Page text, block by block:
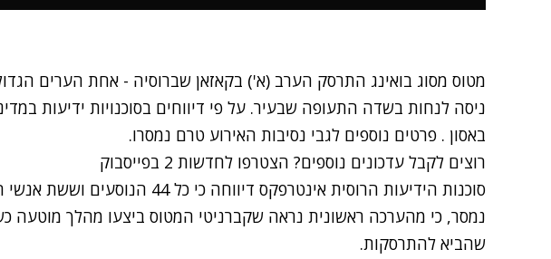
מטוס מסוג בואינג התרסק הערב (א') בקאזאן שברוסיה - אחת הערים
באסון . פרטים נוספים לגבי נסיבות האירוע טרם נמסרו.
רוצים לקבל עדכונים נוספים? הצטרפו לחדשות 2 בפייסבוק
סוכנות הידיעות הרוסית אינטרפקס דיווחה כי
נמסר, כי מהערכה ראשונית נראה שקברניטי המטוס ביצעו מהלך מוטעה
שהביא להתרסקות.